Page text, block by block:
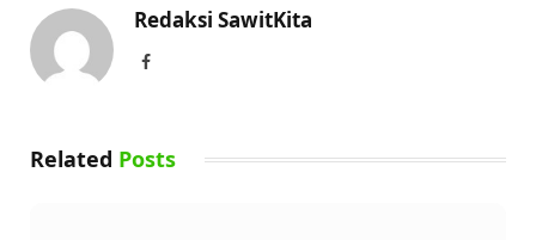
Redaksi SawitKita
Facebook
Related Posts